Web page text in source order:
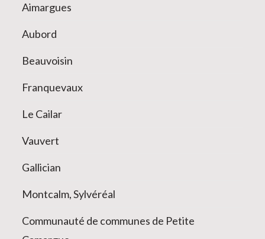
Aimargues
Aubord
Beauvoisin
Franquevaux
Le Cailar
Vauvert
Gallician
Montcalm, Sylvéréal
Communauté de communes de Petite